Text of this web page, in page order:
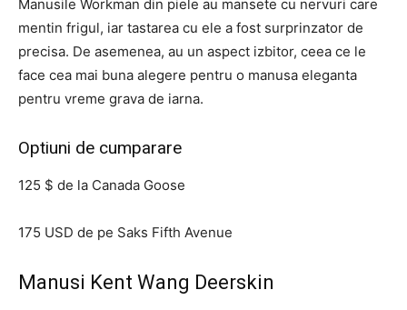
Manusile Workman din piele au mansete cu nervuri care
mentin frigul, iar tastarea cu ele a fost surprinzator de
precisa. De asemenea, au un aspect izbitor, ceea ce le
face cea mai buna alegere pentru o manusa eleganta
pentru vreme grava de iarna.
Optiuni de cumparare
125 $ de la Canada Goose
175 USD de pe Saks Fifth Avenue
Manusi Kent Wang Deerskin